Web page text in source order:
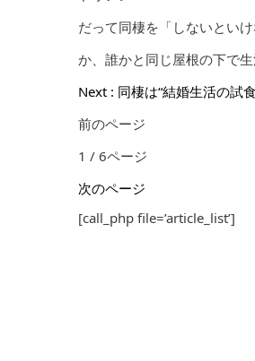
だって同棲を「しないとい
か、誰かと同じ屋根の下で
Next : 同棲は“結婚生活の試
前のページ
1 / 6ページ
次のページ
[call_php file=’article_list’]